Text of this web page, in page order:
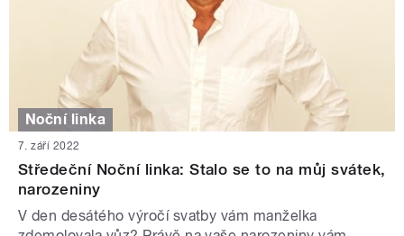
Noční linka
7. září 2022
Středeční Noční linka: Stalo se to na můj svátek,
narozeniny
V den desátého výročí svatby vám manželka